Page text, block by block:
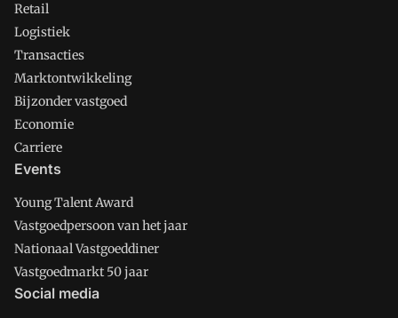
Retail
Logistiek
Transacties
Marktontwikkeling
Bijzonder vastgoed
Economie
Carriere
Events
Young Talent Award
Vastgoedpersoon van het jaar
Nationaal Vastgoeddiner
Vastgoedmarkt 50 jaar
Social media